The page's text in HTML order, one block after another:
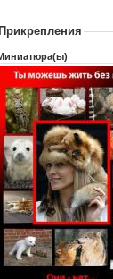
Прикрепления